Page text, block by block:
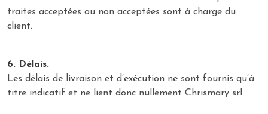
traites acceptées ou non acceptées sont à charge du
client.
6. Délais.
Les délais de livraison et d’exécution ne sont fournis qu’à
titre indicatif et ne lient donc nullement Chrismary srl.